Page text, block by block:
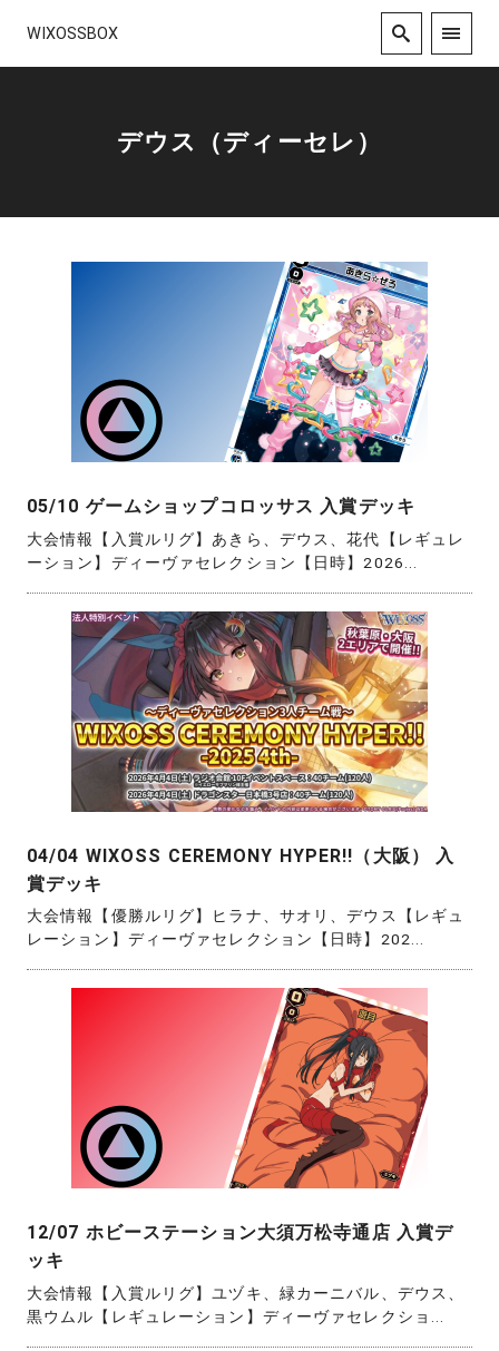
WIXOSSBOX
デウス（ディーセレ）
05/10 ゲームショップコロッサス 入賞デッキ
大会情報【入賞ルリグ】あきら、デウス、花代【レギュレ
ーション】ディーヴァセレクション【日時】2026...
04/04 WIXOSS CEREMONY HYPER!!（大阪） 入
賞デッキ
大会情報【優勝ルリグ】ヒラナ、サオリ、デウス【レギュ
レーション】ディーヴァセレクション【日時】202...
12/07 ホビーステーション大須万松寺通店 入賞デ
ッキ
大会情報【入賞ルリグ】ユヅキ、緑カーニバル、デウス、
黒ウムル【レギュレーション】ディーヴァセレクショ...